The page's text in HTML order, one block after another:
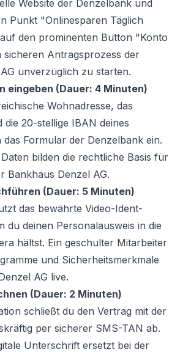
Website der Denzelbank und
Punkt "Onlinesparen Täglich
den prominenten Button "Konto
Antragsprozess der
unverzüglich zu starten.
eingeben (Dauer: 4 Minuten)
Wohnadresse, das
die 20-stellige IBAN deines
Formular der Denzelbank ein.
bilden die rechtliche Basis für
Bankhaus Denzel AG.
(Dauer: 5 Minuten)
das bewährte Video-Ident-
du deinen Personalausweis in die
hältst. Ein geschulter Mitarbeiter
und Sicherheitsmerkmale
AG live.
(Dauer: 2 Minuten)
schließt du den Vertrag mit der
per sicherer SMS-TAN ab.
Unterschrift ersetzt bei der